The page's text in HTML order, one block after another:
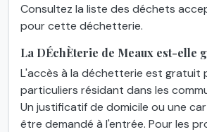
Consultez la liste des déchets
pour cette déchetterie.
La DÉchÈterie de Meaux est-elle
L'accès à la déchetterie est gratuit
particuliers résidant dans les
Un justificatif de domicile ou une
être demandé à l'entrée. Pour les